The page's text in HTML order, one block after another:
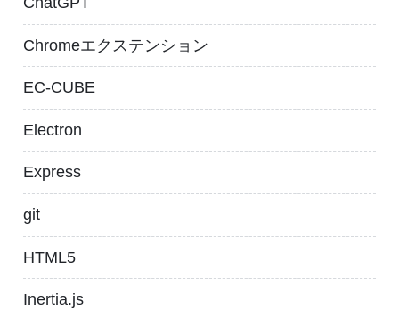
Chromeエクステンション
EC-CUBE
Electron
Express
git
HTML5
Inertia.js